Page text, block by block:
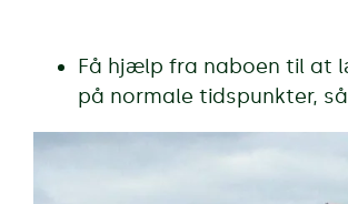
Få hjælp fra naboen til at
på normale tidspunkter,